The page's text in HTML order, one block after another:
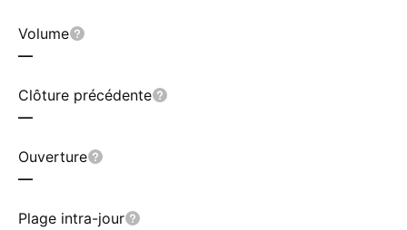
Volume
—
Clôture précédente
—
Ouverture
—
Plage intra-jour